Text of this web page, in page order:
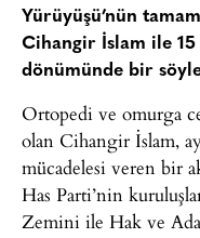
Yürüyüşü’nün
Cihangir İslam ile 15
dönümünde bir
Ortopedi ve omurga
olan Cihangir İslam,
mücadelesi veren bir
Has Parti’nin
Zemini ile Hak ve